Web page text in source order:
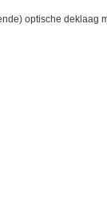
optische deklaag